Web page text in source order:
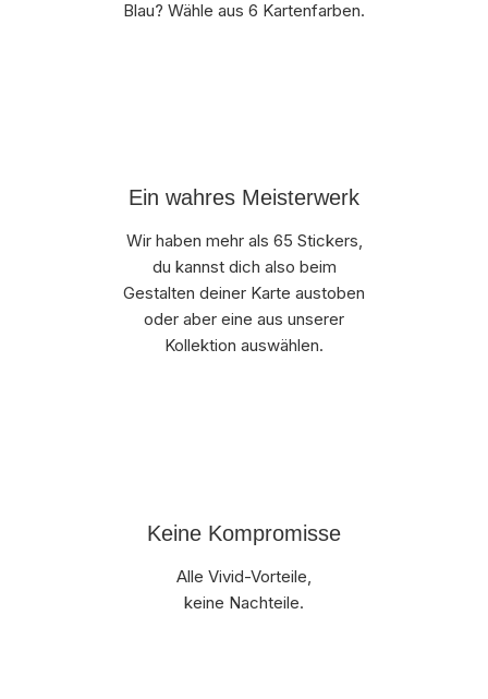
Blau? Wähle aus 6 Kartenfarben.
Ein wahres Meisterwerk
Wir haben mehr als 65 Stickers,
du kannst dich also beim
Gestalten deiner Karte austoben
oder aber eine aus unserer
Kollektion auswählen.
Keine Kompromisse
Alle Vivid-Vorteile,
keine Nachteile.